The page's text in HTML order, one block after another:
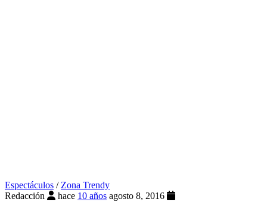
Espectáculos /Zona Trendy
Redacción
hace 10 años agosto 8, 2016